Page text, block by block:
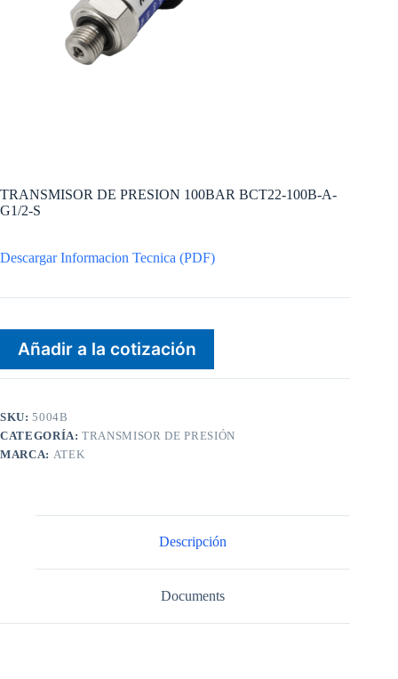
TRANSMISOR DE PRESION 100BAR BCT22-100B-A-
G1/2-S
Descargar Informacion Tecnica (PDF)
Añadir a la cotización
SKU:5004B
CATEGORÍA:TRANSMISOR DE PRESIÓN
MARCA: ATEK
Descripción
Documents